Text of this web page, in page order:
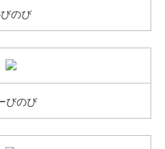
のび
びのび